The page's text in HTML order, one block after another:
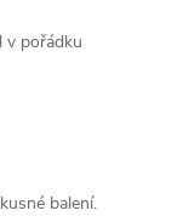
v pořádku
balení.